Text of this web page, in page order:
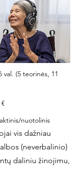
(5 teorinės, 11
nuotolinis
vis dažniau
(neverbalinio)
daliniu žinojimu,